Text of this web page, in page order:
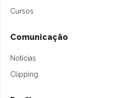
Cursos
Comunicação
Notícias
Clipping